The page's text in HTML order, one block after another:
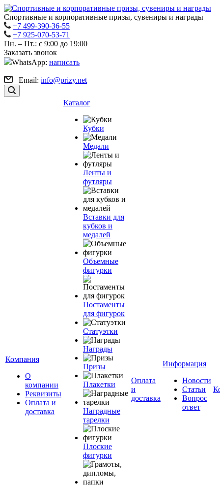
Спортивные и корпоративные призы, сувениры и награды
+7 499-390-36-55
+7 925-070-53-71
Пн. – Пт.: с 9:00 до 19:00
Заказать звонок
WhatsApp: написать
Email: info@prizy.net
Компания
О
компании
Реквизиты
Оплата и
доставка
Каталог
Кубки
Медали
Ленты и
футляры
Вставки для
кубков и
медалей
Объемные
фигурки
Постаменты
для фигурок
Статуэтки
Награды
Призы
Плакетки
Наградные
тарелки
Плоские
фигурки
Оплата
и
доставка
Информация
Новости
Статьи
Вопрос
ответ